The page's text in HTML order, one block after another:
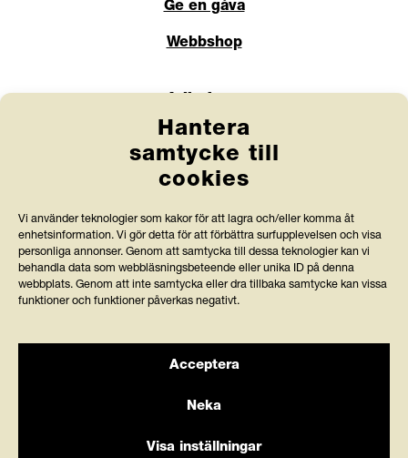
Hantera
samtycke till
cookies
Vi använder teknologier som kakor för att lagra och/eller komma åt
enhetsinformation. Vi gör detta för att förbättra surfupplevelsen och visa
personliga annonser. Genom att samtycka till dessa teknologier kan vi
behandla data som webbläsningsbeteende eller unika ID på denna
webbplats. Genom att inte samtycka eller dra tillbaka samtycke kan vissa
funktioner och funktioner påverkas negativt.
Acceptera
Neka
Visa inställningar
Ge en gåva
Webbshop
Jobba hos oss
Prenumerera på nyhetsbrev
Press och rapporter
Styrdokument och köpvillkor
90-konto använder minst 75 % av intäkterna till